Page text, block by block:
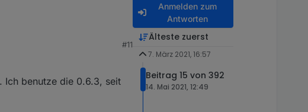
zuviel anzuzeigen.
#11
Ich benutze die 0.6.3, seit
Anmelden zum
Antworten
Älteste zuerst
7. März 2021, 16:57
Beitrag 15 von 392
14. Mai 2021, 12:49